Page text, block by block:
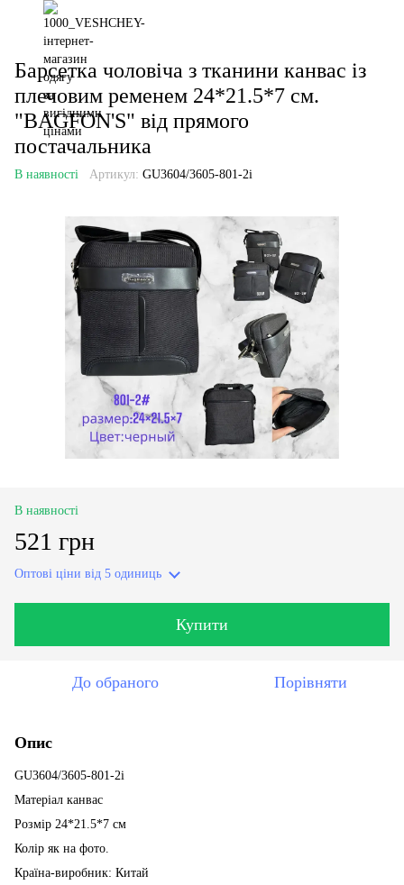
Барсетка чоловіча з тканини канвас із
плечовим ременем 24*21.5*7 см.
"BAGFON'S" від прямого
постачальника
В наявності Артикул: GU3604/3605-801-2i
В наявності
521 грн
Оптові ціни від 5 одиниць
Купити
До обраного Порівняти
Опис
GU3604/3605-801-2i
Матеріал канвас
Розмір 24*21.5*7 см
Колір як на фото.
Країна-виробник: Китай